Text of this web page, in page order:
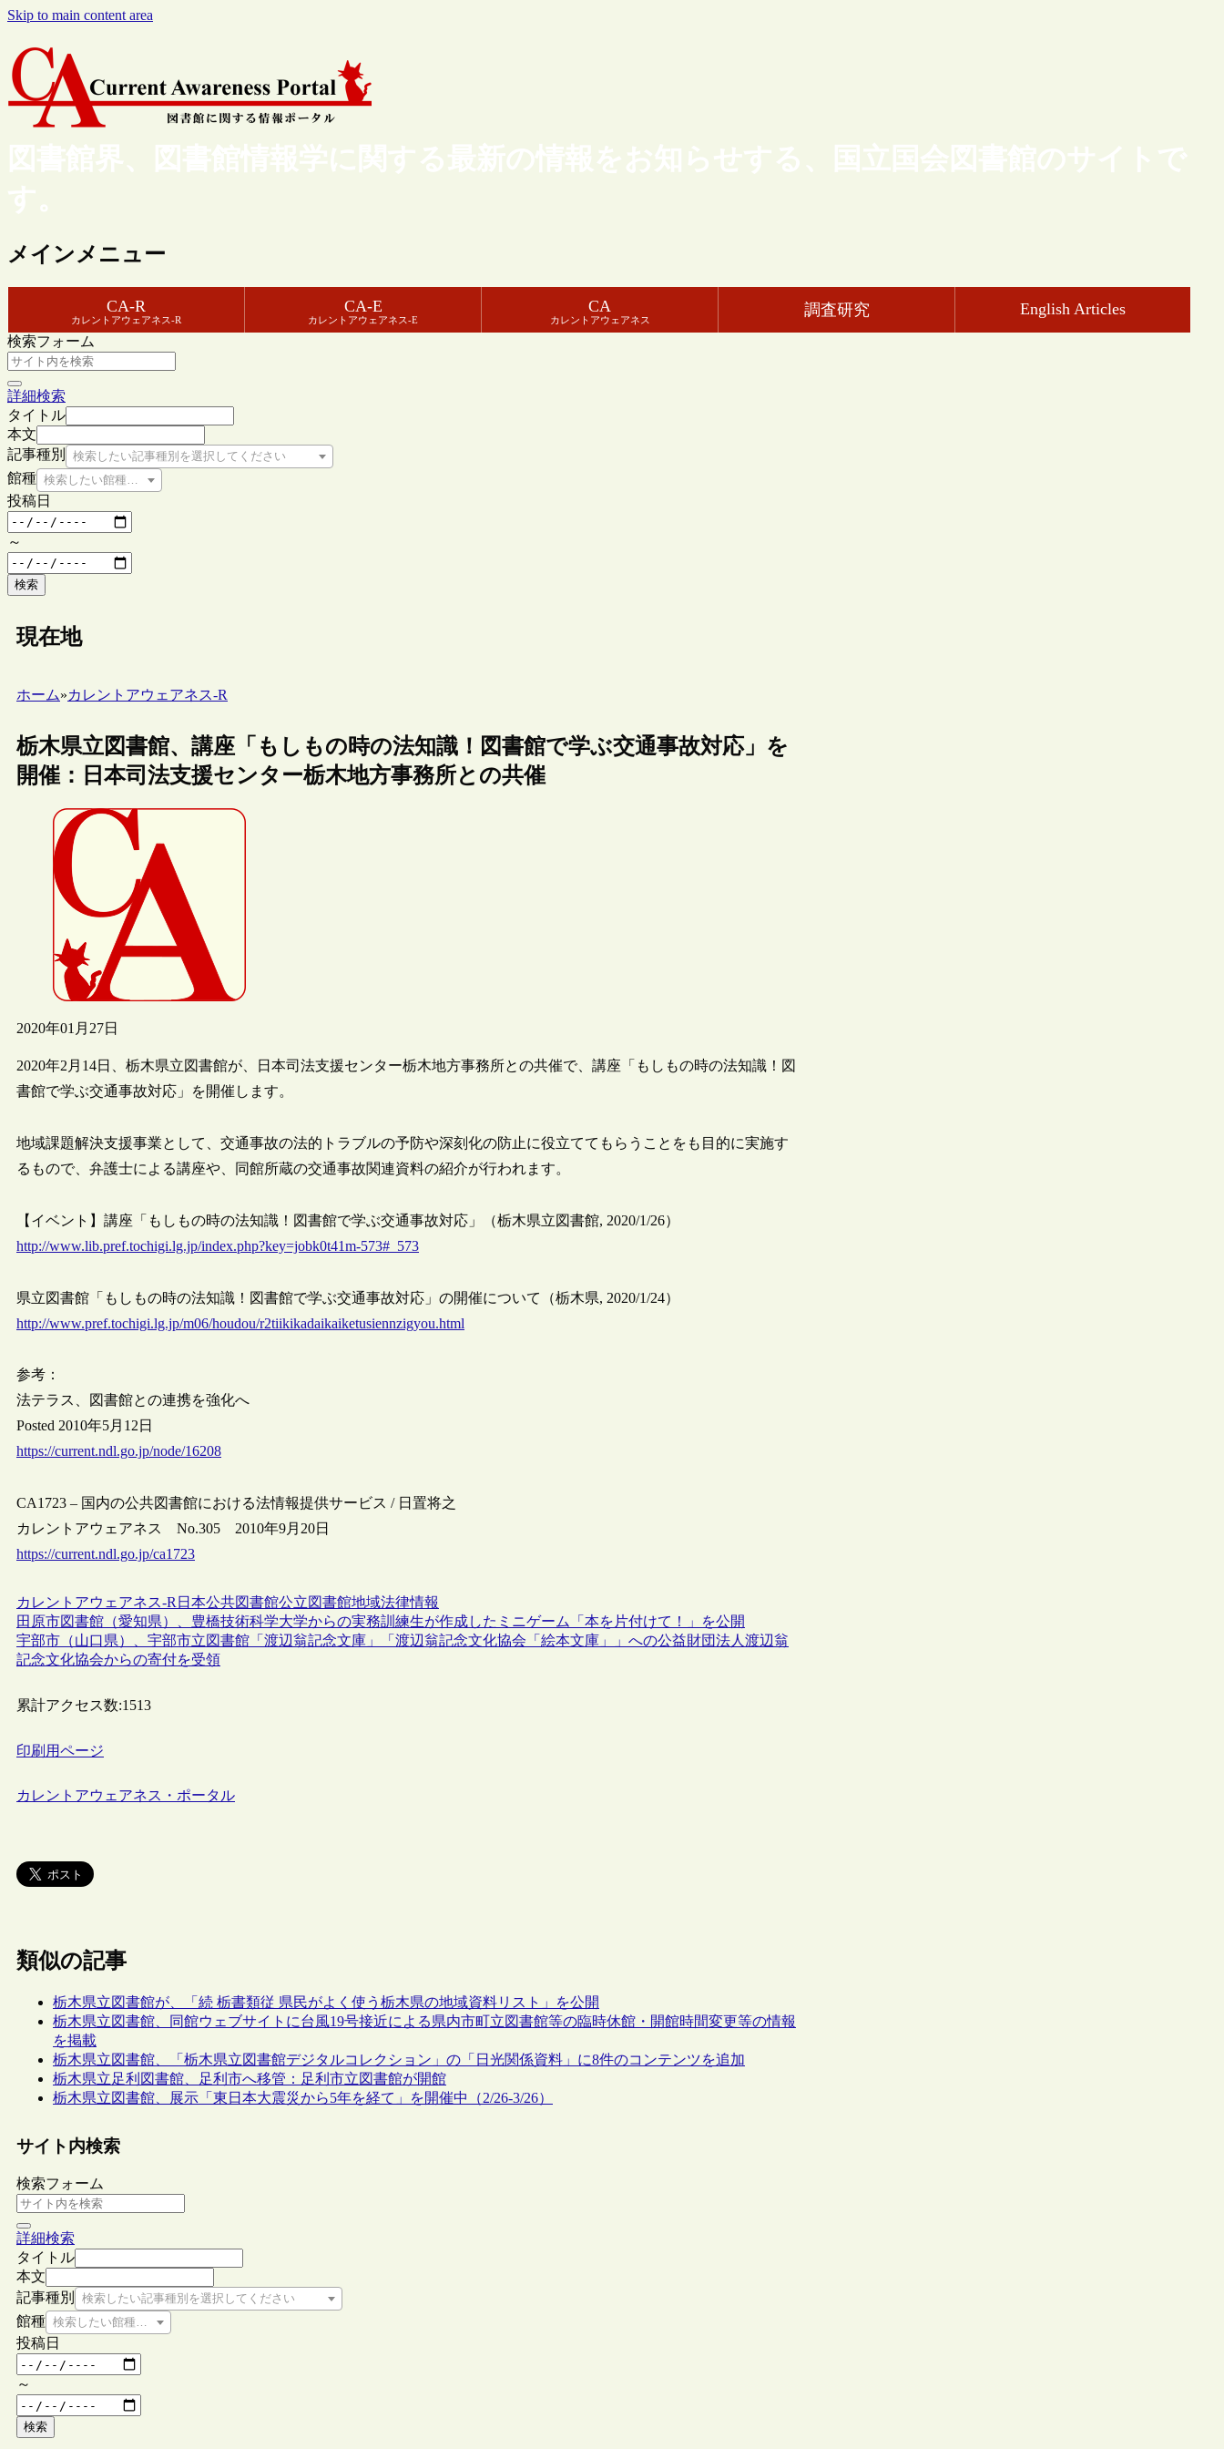
Skip to main content area
図書館界、図書館情報学に関する最新の情報をお知らせする、国立国会図書館のサイトで
す。
メインメニュー
CA-R
カレントアウェアネス-R
CA-E
カレントアウェアネス-E
CA
カレントアウェアネス
調査研究 English Articles
検索フォーム
詳細検索
タイトル
本文
記事種別
検索したい記事種別を選択してください
館種 検索したい館種を選択してください
投稿日
～
検索
現在地
ホーム»カレントアウェアネス-R
栃木県立図書館、講座「もしもの時の法知識！図書館で学ぶ交通事故対応」を
開催：日本司法支援センター栃木地方事務所との共催
2020年01月27日
2020年2月14日、栃木県立図書館が、日本司法支援センター栃木地方事務所との共催で、講座「もしもの時の法知識！図
書館で学ぶ交通事故対応」を開催します。
地域課題解決支援事業として、交通事故の法的トラブルの予防や深刻化の防止に役立ててもらうことをも目的に実施す
るもので、弁護士による講座や、同館所蔵の交通事故関連資料の紹介が行われます。
【イベント】講座「もしもの時の法知識！図書館で学ぶ交通事故対応」（栃木県立図書館, 2020/1/26）
http://www.lib.pref.tochigi.lg.jp/index.php?key=jobk0t41m-573#_573
県立図書館「もしもの時の法知識！図書館で学ぶ交通事故対応」の開催について（栃木県, 2020/1/24）
http://www.pref.tochigi.lg.jp/m06/houdou/r2tiikikadaikaiketusiennzigyou.html
参考：
法テラス、図書館との連携を強化へ
Posted 2010年5月12日
https://current.ndl.go.jp/node/16208
CA1723 – 国内の公共図書館における法情報提供サービス / 日置将之
カレントアウェアネス No.305 2010年9月20日
https://current.ndl.go.jp/ca1723
カレントアウェアネス-R 日本公共図書館公立図書館地域法律情報
田原市図書館（愛知県）、豊橋技術科学大学からの実務訓練生が作成したミニゲーム「本を片付けて！」を公開
宇部市（山口県）、宇部市立図書館「渡辺翁記念文庫」「渡辺翁記念文化協会「絵本文庫」」への公益財団法人渡辺翁
記念文化協会からの寄付を受領
累計アクセス数:1513
印刷用ページ
カレントアウェアネス・ポータル
類似の記事
栃木県立図書館が、「続 栃書類従 県民がよく使う栃木県の地域資料リスト」を公開
栃木県立図書館、同館ウェブサイトに台風19号接近による県内市町立図書館等の臨時休館・開館時間変更等の情報
を掲載
栃木県立図書館、「栃木県立図書館デジタルコレクション」の「日光関係資料」に8件のコンテンツを追加
栃木県立足利図書館、足利市へ移管：足利市立図書館が開館
栃木県立図書館、展示「東日本大震災から5年を経て」を開催中（2/26-3/26）
サイト内検索
検索フォーム
詳細検索
タイトル
本文
記事種別
検索したい記事種別を選択してください
館種 検索したい館種を選択してください
投稿日
～
検索